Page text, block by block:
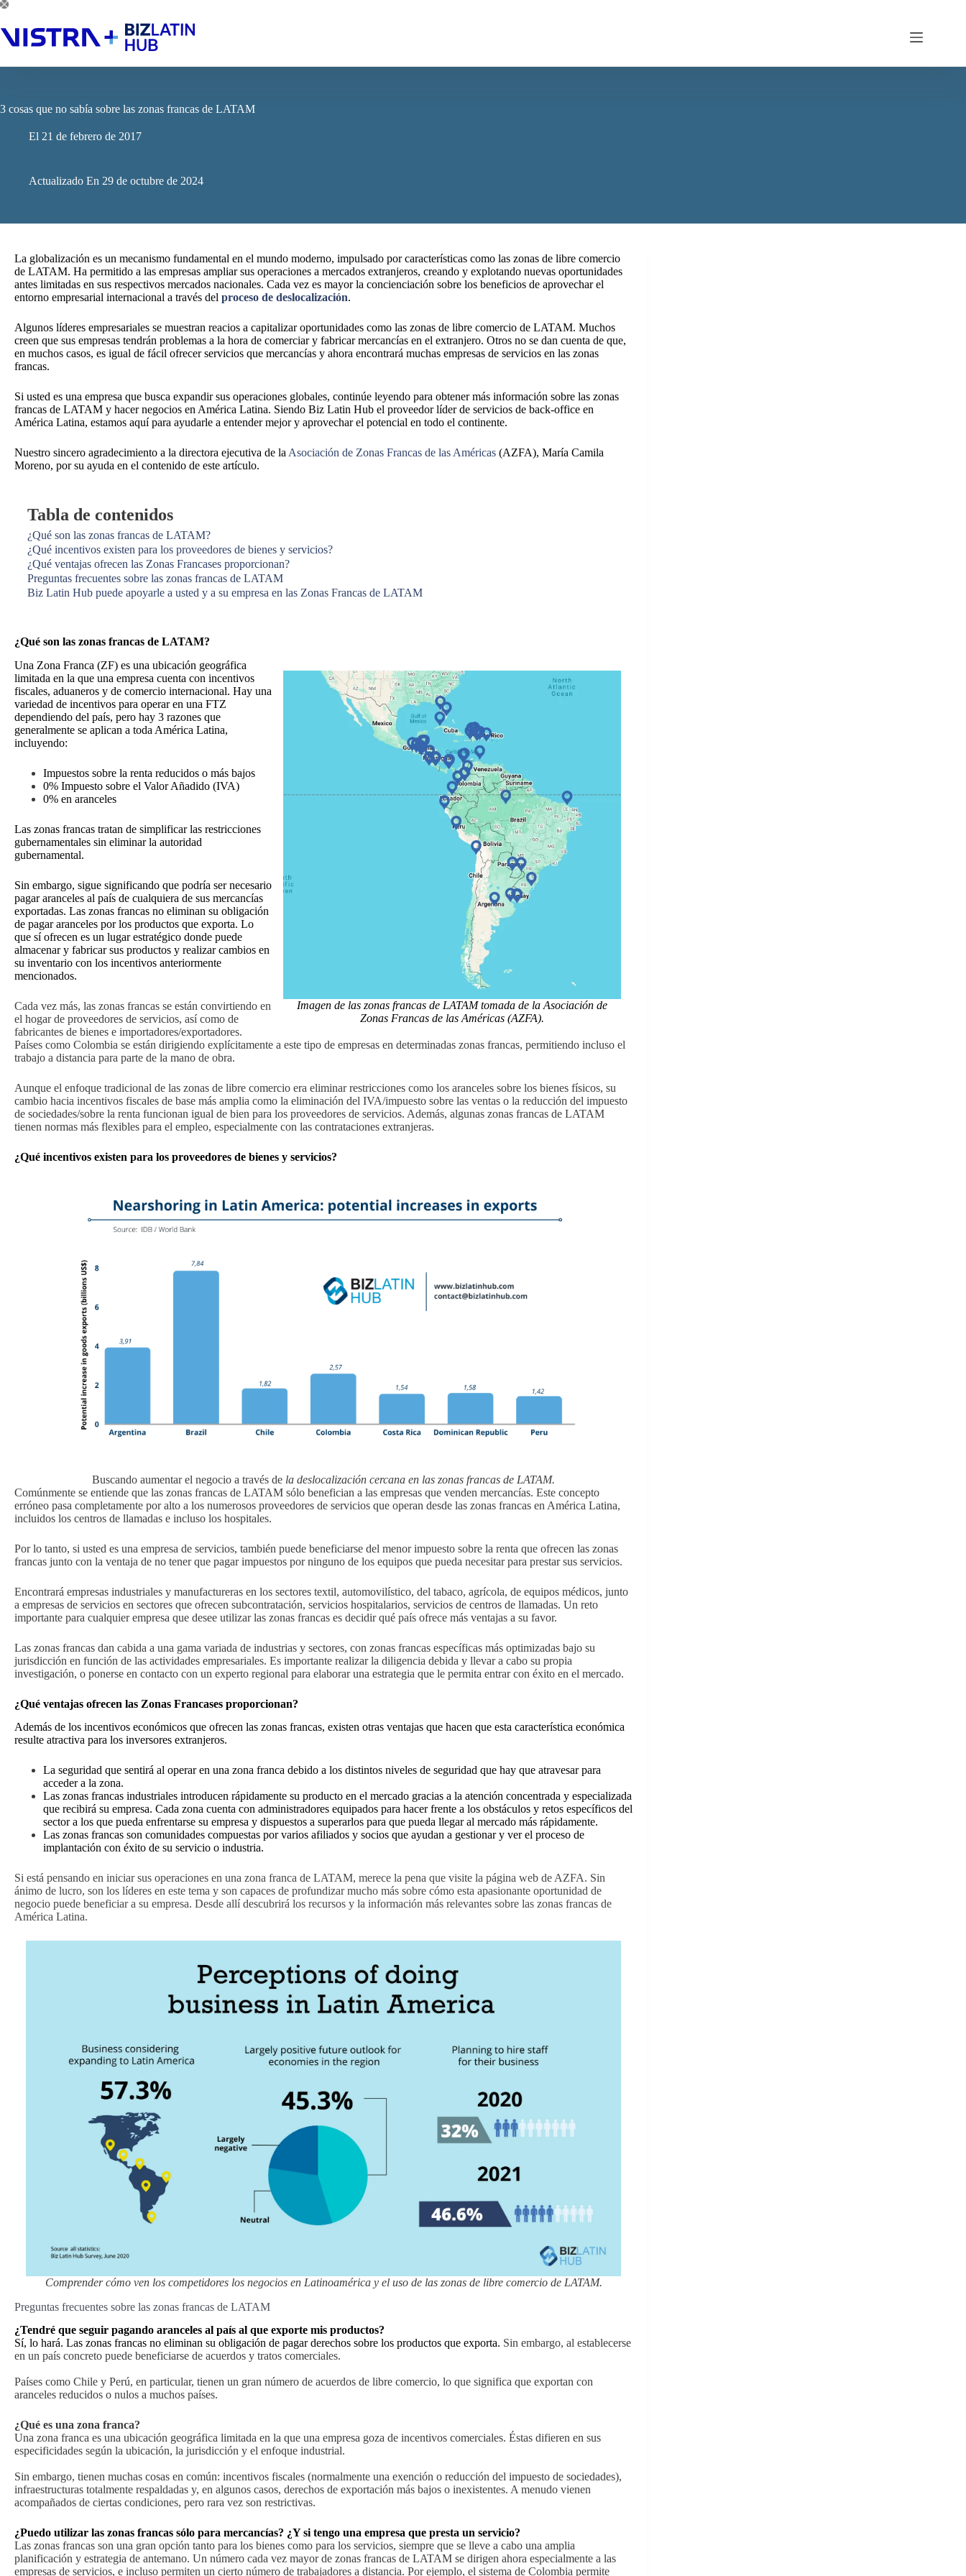
Saltar
contenido
3 cosas que no sabía sobre las zonas francas de LATAM
El 21 de febrero de 2017
Actualizado En 29 de octubre de 2024
La globalización es un mecanismo fundamental en el mundo moderno, impulsado por características como las zonas de libre comercio
de LATAM. Ha permitido a las empresas ampliar sus operaciones a mercados extranjeros, creando y explotando nuevas oportunidades
antes limitadas en sus respectivos mercados nacionales. Cada vez es mayor la concienciación sobre los beneficios de aprovechar el
entorno empresarial internacional a través del proceso de deslocalización.
Algunos líderes empresariales se muestran reacios a capitalizar oportunidades como las zonas de libre comercio de LATAM. Muchos
creen que sus empresas tendrán problemas a la hora de comerciar y fabricar mercancías en el extranjero. Otros no se dan cuenta de que,
en muchos casos, es igual de fácil ofrecer servicios que mercancías y ahora encontrará muchas empresas de servicios en las zonas
francas.
Si usted es una empresa que busca expandir sus operaciones globales, continúe leyendo para obtener más información sobre las zonas
francas de LATAM y hacer negocios en América Latina. Siendo Biz Latin Hub el proveedor líder de servicios de back-office en
América Latina, estamos aquí para ayudarle a entender mejor y aprovechar el potencial en todo el continente.
Nuestro sincero agradecimiento a la directora ejecutiva de la Asociación de Zonas Francas de las Américas (AZFA), María Camila
Moreno, por su ayuda en el contenido de este artículo.
Tabla de contenidos
¿Qué son las zonas francas de LATAM?
¿Qué incentivos existen para los proveedores de bienes y servicios?
¿Qué ventajas ofrecen las Zonas Francases proporcionan?
Preguntas frecuentes sobre las zonas francas de LATAM
Biz Latin Hub puede apoyarle a usted y a su empresa en las Zonas Francas de LATAM
¿Qué son las zonas francas de LATAM?
Imagen de las zonas francas de LATAM tomada de la Asociación de
Zonas Francas de las Américas (AZFA).
Una Zona Franca (ZF) es una ubicación geográfica
limitada en la que una empresa cuenta con incentivos
fiscales, aduaneros y de comercio internacional. Hay una
variedad de incentivos para operar en una FTZ
dependiendo del país, pero hay 3 razones que
generalmente se aplican a toda América Latina,
incluyendo:
Impuestos sobre la renta reducidos o más bajos
0% Impuesto sobre el Valor Añadido (IVA)
0% en aranceles
Las zonas francas tratan de simplificar las restricciones
gubernamentales sin eliminar la autoridad
gubernamental.
Sin embargo, sigue significando que podría ser necesario
pagar aranceles al país de cualquiera de sus mercancías
exportadas. Las zonas francas no eliminan su obligación
de pagar aranceles por los productos que exporta. Lo
que sí ofrecen es un lugar estratégico donde puede
almacenar y fabricar sus productos y realizar cambios en
su inventario con los incentivos anteriormente
mencionados.
Cada vez más, las zonas francas se están convirtiendo en
el hogar de proveedores de servicios, así como de
fabricantes de bienes e importadores/exportadores.
Países como Colombia se están dirigiendo explícitamente a este tipo de empresas en determinadas zonas francas, permitiendo incluso el
trabajo a distancia para parte de la mano de obra.
Aunque el enfoque tradicional de las zonas de libre comercio era eliminar restricciones como los aranceles sobre los bienes físicos, su
cambio hacia incentivos fiscales de base más amplia como la eliminación del IVA/impuesto sobre las ventas o la reducción del impuesto
de sociedades/sobre la renta funcionan igual de bien para los proveedores de servicios. Además, algunas zonas francas de LATAM
tienen normas más flexibles para el empleo, especialmente con las contrataciones extranjeras.
¿Qué incentivos existen para los proveedores de bienes y servicios?
Buscando aumentar el negocio a través de la deslocalización cercana en las zonas francas de LATAM.
Comúnmente se entiende que las zonas francas de LATAM sólo benefician a las empresas que venden mercancías. Este concepto
erróneo pasa completamente por alto a los numerosos proveedores de servicios que operan desde las zonas francas en América Latina,
incluidos los centros de llamadas e incluso los hospitales.
Por lo tanto, si usted es una empresa de servicios, también puede beneficiarse del menor impuesto sobre la renta que ofrecen las zonas
francas junto con la ventaja de no tener que pagar impuestos por ninguno de los equipos que pueda necesitar para prestar sus servicios.
Encontrará empresas industriales y manufactureras en los sectores textil, automovilístico, del tabaco, agrícola, de equipos médicos, junto
a empresas de servicios en sectores que ofrecen subcontratación, servicios hospitalarios, servicios de centros de llamadas. Un reto
importante para cualquier empresa que desee utilizar las zonas francas es decidir qué país ofrece más ventajas a su favor.
Las zonas francas dan cabida a una gama variada de industrias y sectores, con zonas francas específicas más optimizadas bajo su
jurisdicción en función de las actividades empresariales. Es importante realizar la diligencia debida y llevar a cabo su propia
investigación, o ponerse en contacto con un experto regional para elaborar una estrategia que le permita entrar con éxito en el mercado.
¿Qué ventajas ofrecen las Zonas Francases proporcionan?
Además de los incentivos económicos que ofrecen las zonas francas, existen otras ventajas que hacen que esta característica económica
resulte atractiva para los inversores extranjeros.
La seguridad que sentirá al operar en una zona franca debido a los distintos niveles de seguridad que hay que atravesar para
acceder a la zona.
Las zonas francas industriales introducen rápidamente su producto en el mercado gracias a la atención concentrada y especializada
que recibirá su empresa. Cada zona cuenta con administradores equipados para hacer frente a los obstáculos y retos específicos del
sector a los que pueda enfrentarse su empresa y dispuestos a superarlos para que pueda llegar al mercado más rápidamente.
Las zonas francas son comunidades compuestas por varios afiliados y socios que ayudan a gestionar y ver el proceso de
implantación con éxito de su servicio o industria.
Si está pensando en iniciar sus operaciones en una zona franca de LATAM, merece la pena que visite la página web de AZFA. Sin
ánimo de lucro, son los líderes en este tema y son capaces de profundizar mucho más sobre cómo esta apasionante oportunidad de
negocio puede beneficiar a su empresa. Desde allí descubrirá los recursos y la información más relevantes sobre las zonas francas de
América Latina.
Comprender cómo ven los competidores los negocios en Latinoamérica y el uso de las zonas de libre comercio de LATAM.
Preguntas frecuentes sobre las zonas francas de LATAM
¿Tendré que seguir pagando aranceles al país al que exporte mis productos?
Sí, lo hará. Las zonas francas no eliminan su obligación de pagar derechos sobre los productos que exporta. Sin embargo, al establecerse
en un país concreto puede beneficiarse de acuerdos y tratos comerciales.
Países como Chile y Perú, en particular, tienen un gran número de acuerdos de libre comercio, lo que significa que exportan con
aranceles reducidos o nulos a muchos países.
¿Qué es una zona franca?
Una zona franca es una ubicación geográfica limitada en la que una empresa goza de incentivos comerciales. Éstas difieren en sus
especificidades según la ubicación, la jurisdicción y el enfoque industrial.
Sin embargo, tienen muchas cosas en común: incentivos fiscales (normalmente una exención o reducción del impuesto de sociedades),
infraestructuras totalmente respaldadas y, en algunos casos, derechos de exportación más bajos o inexistentes. A menudo vienen
acompañados de ciertas condiciones, pero rara vez son restrictivas.
¿Puedo utilizar las zonas francas sólo para mercancías? ¿Y si tengo una empresa que presta un servicio?
Las zonas francas son una gran opción tanto para los bienes como para los servicios, siempre que se lleve a cabo una amplia
planificación y estrategia de antemano. Un número cada vez mayor de zonas francas de LATAM se dirigen ahora especialmente a las
empresas de servicios, e incluso permiten un cierto número de trabajadores a distancia. Por ejemplo, el sistema de Colombia permite